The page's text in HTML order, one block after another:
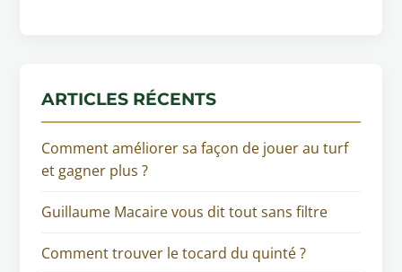
ARTICLES RÉCENTS
Comment améliorer sa façon de jouer au turf
et gagner plus ?
Guillaume Macaire vous dit tout sans filtre
Comment trouver le tocard du quinté ?